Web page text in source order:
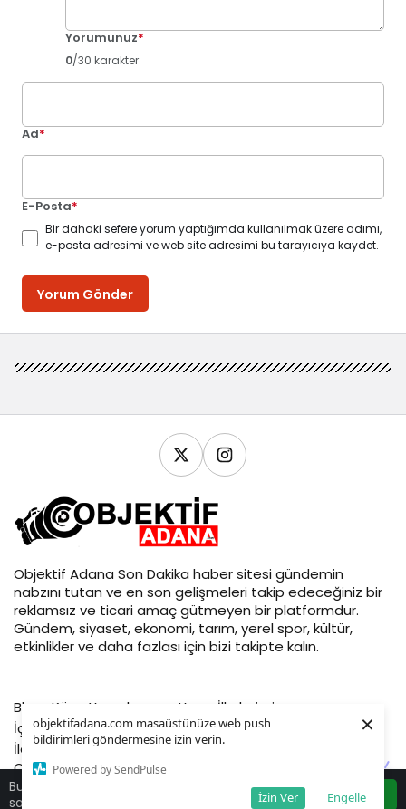
objektifadana.com masaüstünüze web push
bildirimleri göndermesine izin verin.
Powered by SendPulse
Engelle
İzin Ver
×
Yorumunuz*
0/30 karakter
Ad*
E-Posta*
Bir dahaki sefere yorum yaptığımda kullanılmak üzere adımı,
e-posta adresimi ve web site adresimi bu tarayıcıya kaydet.
Yorum Gönder
Bu web sitesinde en iyi deneyimi yaşamanızı
sağlamak için çerezler kullanılmaktadır.
Kabul
Objektif Adana Son Dakika haber sitesi gündemin
nabzını tutan ve en son gelişmeleri takip edeceğiniz bir
reklamsız ve ticari amaç gütmeyen bir platformdur.
Gündem, siyaset, ekonomi, tarım, yerel spor, kültür,
etkinlikler ve daha fazlası için bizi takipte kalın.
Blog Köşe Yazarlarımız
Yayın İlkelerimiz
İçerik Kaldırma Talebi Gizlilik politikası
Künye
İletişim
Objektif Adana © 2026 - Tüm Hakları Saklıdır